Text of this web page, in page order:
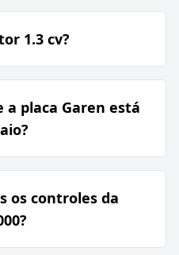
1.3 cv?
a placa Garen está
os controles da